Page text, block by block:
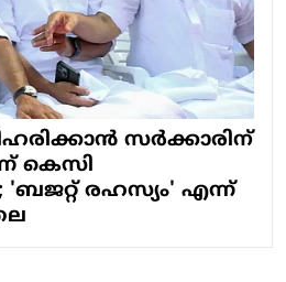
സർക്കാരിന്
കെസി
രഹസ്യം' എന്ന്